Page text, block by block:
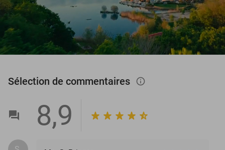
Sélection de commentaires info_outlined
8,9